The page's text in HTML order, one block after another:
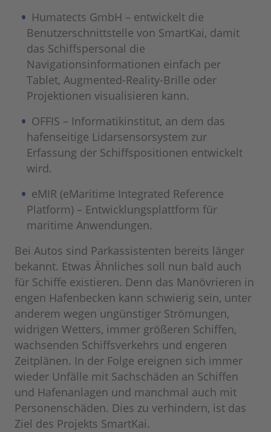
Humatects GmbH – entwickelt die
Benutzerschnittstelle von SmartKai, damit
das Schiffspersonal die
Navigationsinformationen einfach per
Tablet, Augmented-Reality-Brille oder
Projektionen visualisieren kann.
OFFIS – Informatikinstitut, an dem das
hafenseitige Lidarsensorsystem zur
Erfassung der Schiffspositionen entwickelt
wird.
eMIR (eMaritime Integrated Reference
Platform) – Entwicklungs­plattform für
maritime Anwendungen.
Bei Autos sind Parkassistenten bereits länger
bekannt. Etwas Ähnliches soll nun bald auch
für Schiffe existieren. Denn das Manövrieren in
engen Hafenbecken kann schwierig sein, unter
anderem wegen ungünstiger Strömungen,
widrigen Wetters, immer größeren Schiffen,
wachsenden Schiffsverkehrs und engeren
Zeitplänen. In der Folge ereignen sich immer
wieder Unfälle mit Sachschäden an Schiffen
und Hafenanlagen und manchmal auch mit
Personenschäden. Dies zu verhindern, ist das
Ziel des Projekts SmartKai.